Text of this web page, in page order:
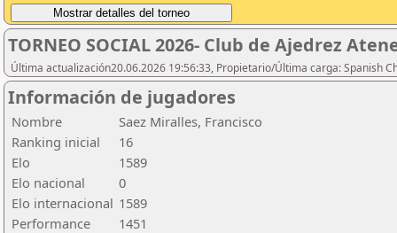
TORNEO SOCIAL 2026- Club de Ajedrez
Última actualización20.06.2026 19:56:33, Propietario/Última carga: Spanish
Información de jugadores
Nombre
Saez Miralles, Francisco
Ranking inicial
16
Elo
1589
Elo nacional
0
Elo internacional 1589
Performance
1451